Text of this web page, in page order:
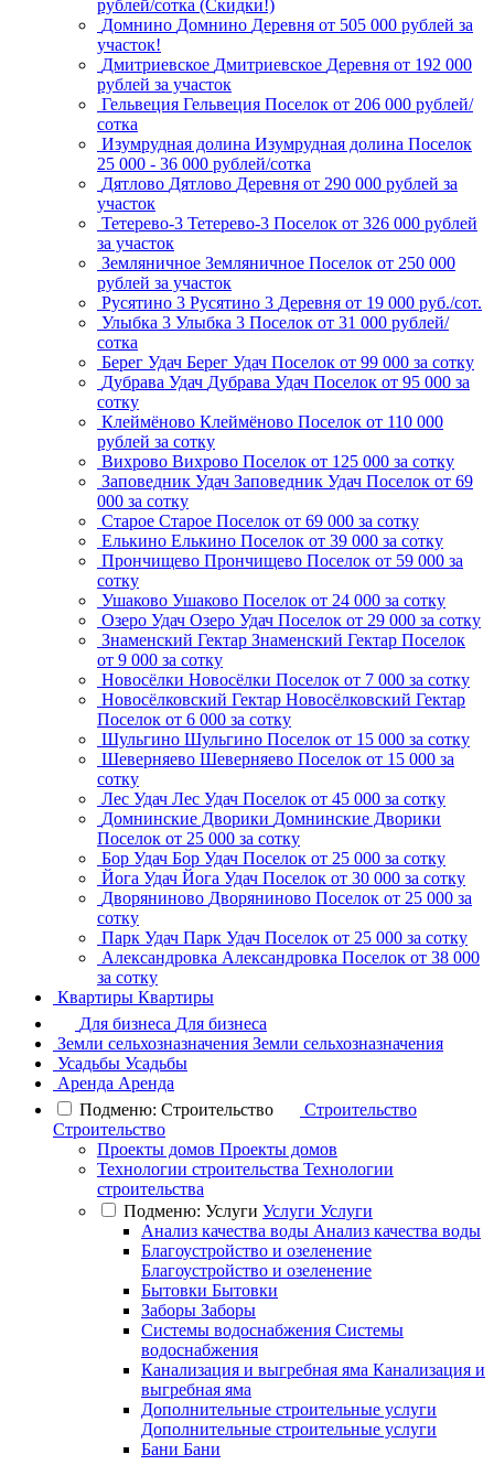
рублей/сотка (Скидки!)
Домнино Домнино Деревня от 505 000 рублей за
участок!
Дмитриевское Дмитриевское Деревня от 192 000
рублей за участок
Гельвеция Гельвеция Поселок от 206 000 рублей/
сотка
Изумрудная долина Изумрудная долина Поселок
25 000 - 36 000 рублей/сотка
Дятлово Дятлово Деревня от 290 000 рублей за
участок
Тетерево-3 Тетерево-3 Поселок от 326 000 рублей
за участок
Земляничное Земляничное Поселок от 250 000
рублей за участок
Русятино 3 Русятино 3 Деревня от 19 000 руб./сот.
Улыбка 3 Улыбка 3 Поселок от 31 000 рублей/
сотка
Берег Удач Берег Удач Поселок от 99 000 за сотку
Дубрава Удач Дубрава Удач Поселок от 95 000 за
сотку
Клеймёново Клеймёново Поселок от 110 000
рублей за сотку
Вихрово Вихрово Поселок от 125 000 за сотку
Заповедник Удач Заповедник Удач Поселок от 69
000 за сотку
Старое Старое Поселок от 69 000 за сотку
Елькино Елькино Поселок от 39 000 за сотку
Прончищево Прончищево Поселок от 59 000 за
сотку
Ушаково Ушаково Поселок от 24 000 за сотку
Озеро Удач Озеро Удач Поселок от 29 000 за сотку
Знаменский Гектар Знаменский Гектар Поселок
от 9 000 за сотку
Новосёлки Новосёлки Поселок от 7 000 за сотку
Новосёлковский Гектар Новосёлковский Гектар
Поселок от 6 000 за сотку
Шульгино Шульгино Поселок от 15 000 за сотку
Шеверняево Шеверняево Поселок от 15 000 за
сотку
Лес Удач Лес Удач Поселок от 45 000 за сотку
Домнинские Дворики Домнинские Дворики
Поселок от 25 000 за сотку
Бор Удач Бор Удач Поселок от 25 000 за сотку
Йога Удач Йога Удач Поселок от 30 000 за сотку
Дворяниново Дворяниново Поселок от 25 000 за
сотку
Парк Удач Парк Удач Поселок от 25 000 за сотку
Александровка Александровка Поселок от 38 000
за сотку
Квартиры Квартиры
Для бизнеса Для бизнеса
Земли сельхозназначения Земли сельхозназначения
Усадьбы Усадьбы
Аренда Аренда
Подменю: Строительство
Строительство
Строительство
Проекты домов Проекты домов
Технологии строительства Технологии
строительства
Подменю: Услуги Услуги Услуги
Анализ качества воды Анализ качества воды
Благоустройство и озеленение
Благоустройство и озеленение
Бытовки Бытовки
Заборы Заборы
Системы водоснабжения Системы
водоснабжения
Канализация и выгребная яма Канализация и
выгребная яма
Дополнительные строительные услуги
Дополнительные строительные услуги
Бани Бани